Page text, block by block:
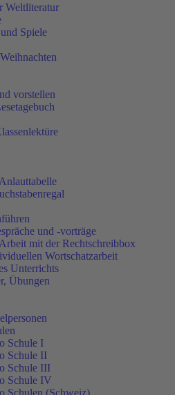
Weltliteratur
Spiele
vorstellen
und -vorträge
mit der Rechtschreibbox
Wortschatzarbeit
Unterrichts
Übungen
Schule I
Schule II
Schule III
Schule IV